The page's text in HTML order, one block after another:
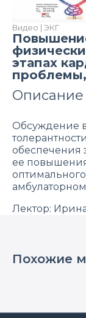
Видео | ЭКГ
этапах
Описание
Обсуждение
обеспечения
ее
Лектор:
«Нейрософт»
Похожие